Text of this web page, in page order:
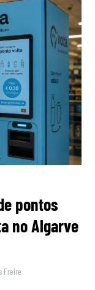
pontos
no Algarve
Freire